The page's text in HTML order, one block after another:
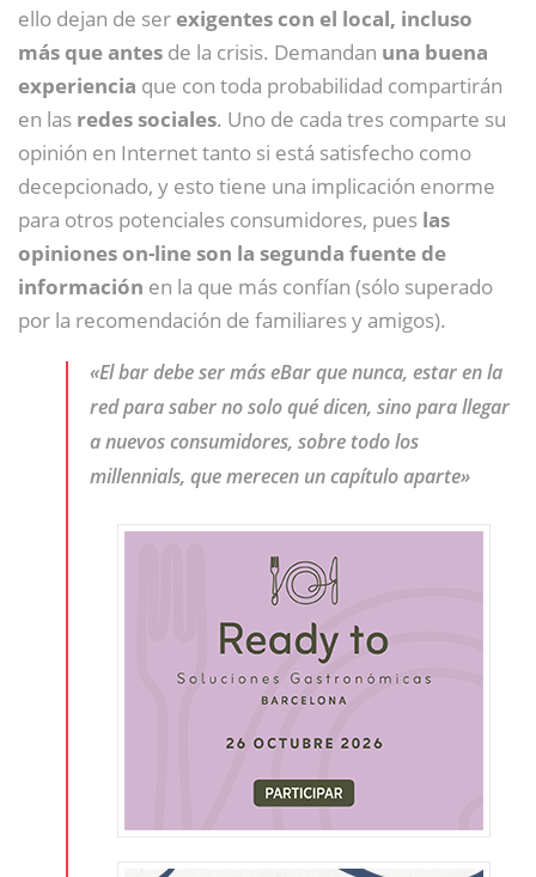
ello dejan de serexigentes con el local, incluso
más que antes de la crisis. Demandan una buena
experiencia que con toda probabilidad compartirán
en las redes sociales. Uno de cada tres comparte su
opinión en Internet tanto si está satisfecho como
decepcionado, y esto tiene una implicación enorme
para otros potenciales consumidores, pues las
opiniones on-line son la segunda fuente de
información en la que más confían (sólo superado
por la recomendación de familiares y amigos).
«El bar debe ser más eBar que nunca, estar en la
red para saber no solo qué dicen, sino para llegar
a nuevos consumidores, sobre todo los
millennials, que merecen un capítulo aparte»